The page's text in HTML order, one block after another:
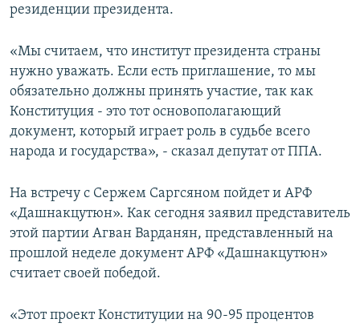
резиденции президента.
«Мы считаем, что институт президента страны
нужно уважать. Если есть приглашение, то мы
обязательно должны принять участие, так как
Конституция - это тот основополагающий
документ, который играет роль в судьбе всего
народа и государства», - сказал депутат от ППА.
На встречу с Сержем Саргсяном пойдет и АРФ
«Дашнакцутюн». Как сегодня заявил представитель
этой партии Агван Варданян, представленный на
прошлой неделе документ АРФ «Дашнакцутюн»
считает своей победой.
«Этот проект Конституции на 90-95 процентов